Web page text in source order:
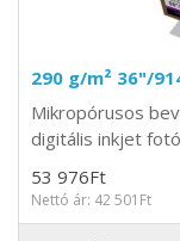
290 g/m² 36"/
Mikropórusos
digitális inkjet
53 976Ft
Nettó ár: 42 501Ft